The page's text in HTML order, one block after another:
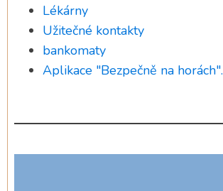
Lékárny
Užitečné kontakty
bankomaty
Aplikace "Bezpečně na horách".